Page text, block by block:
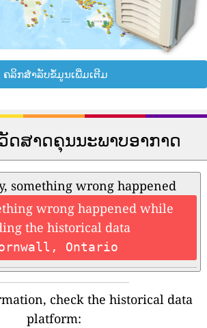
ຄລິກສຳລັບຂໍ້ມູນເພີ່ມເຕີມ
ສາດຄຸນນະພາບອາກາດ
something wrong happened
wrong happened while
the historical data
Ontario
check the historical data
platform: